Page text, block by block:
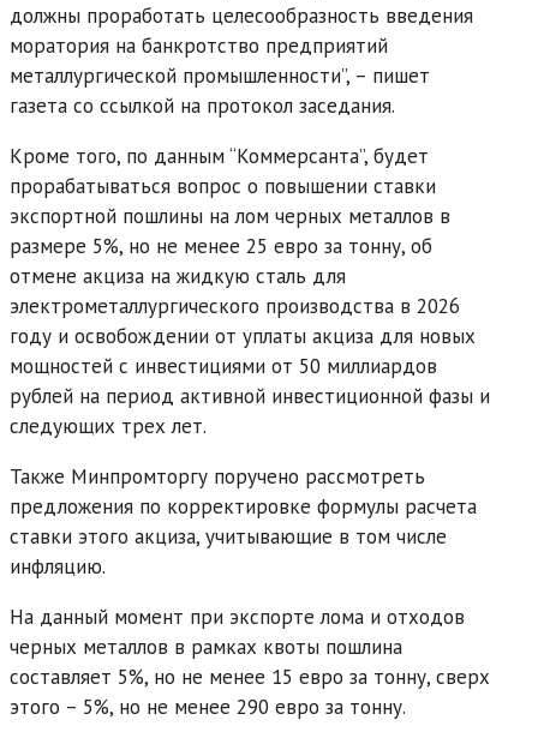
должны проработать целесообразность введения
моратория на банкротство предприятий
металлургической промышленности”, – пишет
газета со ссылкой на протокол заседания.
Кроме того, по данным “Коммерсанта”, будет
прорабатываться вопрос о повышении ставки
экспортной пошлины на лом черных металлов в
размере 5%, но не менее 25 евро за тонну, об
отмене акциза на жидкую сталь для
электрометаллургического производства в 2026
году и освобождении от уплаты акциза для новых
мощностей с инвестициями от 50 миллиардов
рублей на период активной инвестиционной фазы и
следующих трех лет.
Также Минпромторгу поручено рассмотреть
предложения по корректировке формулы расчета
ставки этого акциза, учитывающие в том числе
инфляцию.
На данный момент при экспорте лома и отходов
черных металлов в рамках квоты пошлина
составляет 5%, но не менее 15 евро за тонну, сверх
этого – 5%, но не менее 290 евро за тонну.